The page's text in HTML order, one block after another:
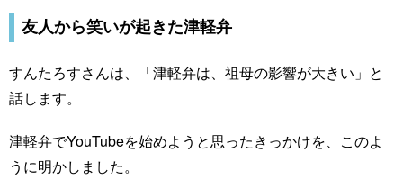
友人から笑いが起きた津軽弁
すんたろすさんは、「津軽弁は、祖母の影響が大きい」と
話します。
津軽弁でYouTubeを始めようと思ったきっかけを、このよ
うに明かしました。